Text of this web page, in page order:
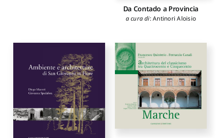
Da Contado a Provincia
a cura di:Antinori Aloisio